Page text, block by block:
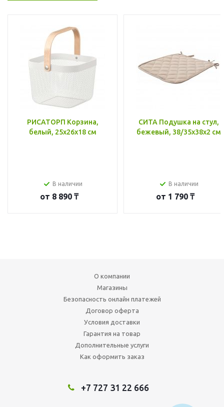
РИСАТОРП Корзина,
белый, 25x26x18 см
В наличии
от 8 890 ₸
СИТА Подушка на стул,
бежевый, 38/35x38x2 см
В наличии
от 1 790 ₸
О компании
Магазины
Безопасность онлайн платежей
Договор оферта
Условия доставки
Гарантия на товар
Дополнительные услуги
Как оформить заказ
+7 727 31 22 666